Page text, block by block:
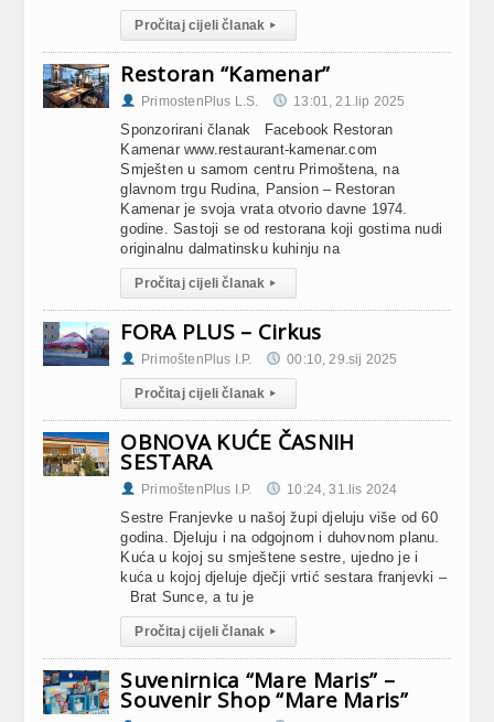
Pročitaj cijeli članak ▸
Restoran “Kamenar”
PrimostenPlus L.S. 13:01, 21.lip 2025
Sponzorirani članak Facebook Restoran
Kamenar www.restaurant-kamenar.com
Smješten u samom centru Primoštena, na
glavnom trgu Rudina, Pansion – Restoran
Kamenar je svoja vrata otvorio davne 1974.
godine. Sastoji se od restorana koji gostima nudi
originalnu dalmatinsku kuhinju na
Pročitaj cijeli članak ▸
FORA PLUS – Cirkus
PrimoštenPlus I.P. 00:10, 29.sij 2025
Pročitaj cijeli članak ▸
OBNOVA KUĆE ČASNIH
SESTARA
PrimoštenPlus I.P. 10:24, 31.lis 2024
Sestre Franjevke u našoj župi djeluju više od 60
godina. Djeluju i na odgojnom i duhovnom planu.
Kuća u kojoj su smještene sestre, ujedno je i
kuća u kojoj djeluje dječji vrtić sestara franjevki –
Brat Sunce, a tu je
Pročitaj cijeli članak ▸
Suvenirnica “Mare Maris” –
Souvenir Shop “Mare Maris”